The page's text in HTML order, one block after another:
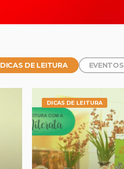
DICAS DE LEITURA
EVENTOS
DICAS DE LEITURA